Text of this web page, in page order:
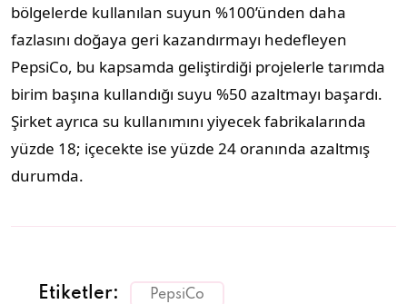
bölgelerde kullanılan suyun %100’ünden daha
fazlasını doğaya geri kazandırmayı hedefleyen
PepsiCo, bu kapsamda geliştirdiği projelerle tarımda
birim başına kullandığı suyu %50 azaltmayı başardı.
Şirket ayrıca su kullanımını yiyecek fabrikalarında
yüzde 18; içecekte ise yüzde 24 oranında azaltmış
durumda.
Etiketler: PepsiCo